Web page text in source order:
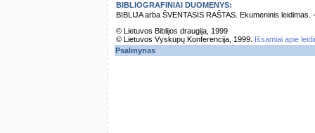
BIBLIOGRAFINIAI DUOMENYS:
BIBLIJA arba ŠVENTASIS RAŠTAS. Ekumeninis
© Lietuvos Biblijos draugija, 1999
© Lietuvos Vyskupų Konferencija, 1999.
Išsamiai apie
Psalmynas